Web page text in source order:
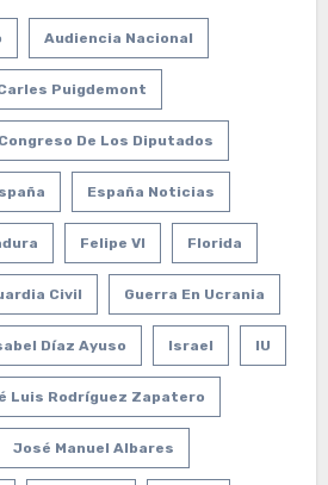
Audiencia Nacional
Puigdemont
Congreso De Los Diputados
España Noticias
Felipe VI Florida
Civil Guerra En Ucrania
Díaz Ayuso Israel IU
Luis Rodríguez Zapatero
José Manuel Albares